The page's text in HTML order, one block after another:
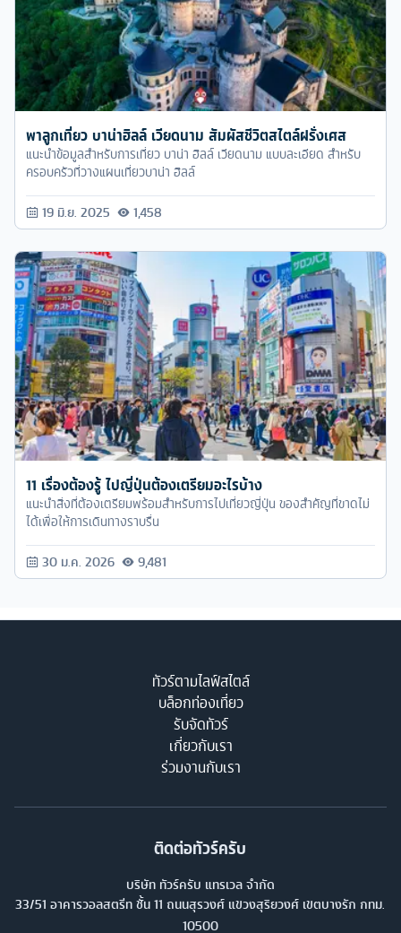
พาลูกเที่ยว บาน่าฮิลล์ เวียดนาม สัมผัสชีวิตสไตล์ฝรั่งเศส
แนะนำข้อมูลสำหรับการเที่ยว บาน่า ฮิลล์ เวียดนาม แบบละเอียด สำหรับ
ครอบครัวที่วางแผนเที่ยวบาน่า ฮิลล์
19 มิ.ย. 2025 1,458
11 เรื่องต้องรู้ ไปญี่ปุ่นต้องเตรียมอะไรบ้าง
แนะนำสิ่งที่ต้องเตรียมพร้อมสำหรับการไปเที่ยวญี่ปุ่น ของสำคัญที่ขาดไม่
ได้เพื่อให้การเดินทางราบรื่น
30 ม.ค. 2026 9,481
ทัวร์ตามไลฟ์สไตล์
บล็อกท่องเที่ยว
รับจัดทัวร์
เกี่ยวกับเรา
ร่วมงานกับเรา
ติดต่อทัวร์ครับ
บริษัท ทัวร์ครับ แทรเวล จำกัด
33/51 อาคารวอลสตรีท ชั้น 11 ถนนสุรวงศ์ แขวงสุริยวงศ์ เขตบางรัก กทม.
10500